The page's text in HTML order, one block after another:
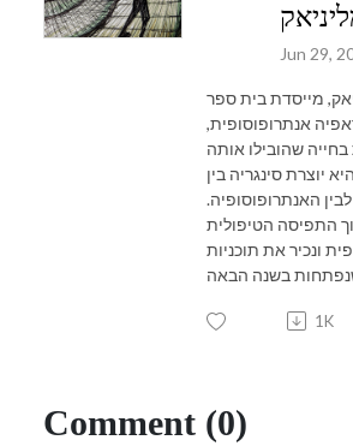
Jun 29,
מייסדת בית ספר
אנתרופוסופית,
שהובילו אותה
יוצרת סינגריה בין
האנתרופוסופיה.
התפיסה הטיפולית
ונכיר את תוכניות
1K
Comment (0)